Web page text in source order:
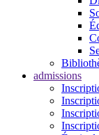
admissions